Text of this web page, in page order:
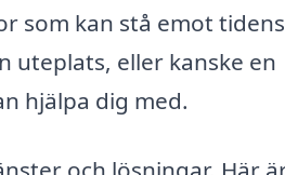
som kan stå emot tidens
uteplats, eller kanske en
hjälpa dig med.